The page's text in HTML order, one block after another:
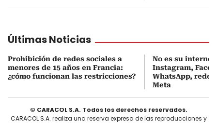
Últimas Noticias
Prohibición de redes sociales a
menores de 15 años en Francia:
¿cómo funcionan las restricciones?
No es su
Instagram,
WhatsApp, redes
Meta
© CARACOL S.A. Todos los derechos reservados.
CARACOL S.A. realiza una reserva expresa de las reproducciones y